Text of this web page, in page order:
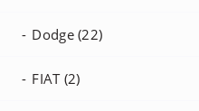
Dodge (22)
FIAT (2)